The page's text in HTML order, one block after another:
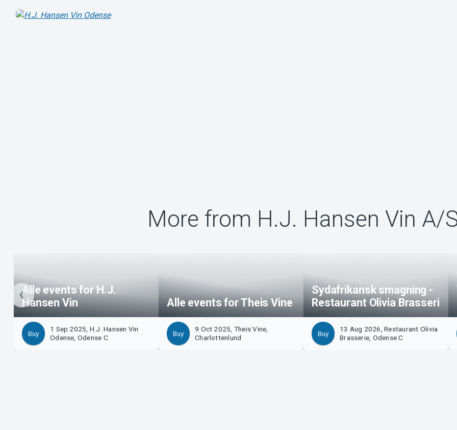
More from H.J. Hansen Vin A/
Alle events for H.J.
Hansen Vin
Buy
1 Sep 2025, H.J. Hansen Vin
Odense, Odense C
Alle events for Theis Vine
Buy
9 Oct 2025, Theis Vine,
Charlottenlund
Sydafrikansk smagning -
Restaurant Olivia Brasseri
Buy
13 Aug 2026, Restaurant Olivia
Brasserie, Odense C